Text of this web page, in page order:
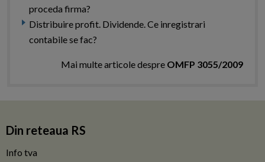
proceda firma?
Distribuire profit. Dividende. Ce inregistrari
contabile se fac?
Mai multe articole despre OMFP 3055/2009
Din reteaua RS
Info tva